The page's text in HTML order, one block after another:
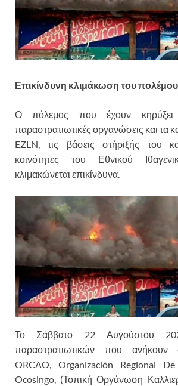
Επικίνδυνη κλιμάκωση του
Ο πόλεμος που έχουν
παραστρατιωτικές οργανώσεις και τα
EZLN, τις βάσεις στήριξής του
κοινότητες του Εθνικού
κλιμακώνεται επικίνδυνα.
Το Σάββατο 22 Αυγούστου
παραστρατιωτικών που
ORCAO, Organización Regional
Ocosingo, (Τοπική Οργάνωση